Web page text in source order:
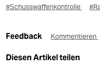
#Schusswaffenkontrolle
Feedback Kommentieren
Diesen Artikel teilen